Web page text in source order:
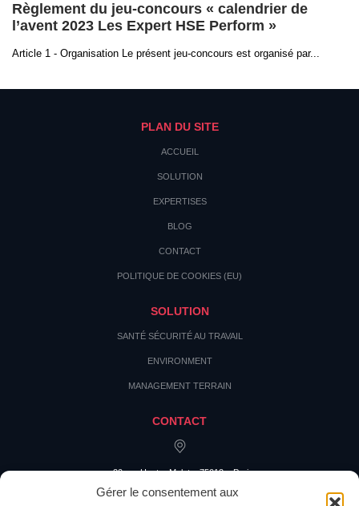
Gérer le consentement aux
Règlement du jeu-concours « calendrier de
l’avent 2023 Les Expert HSE Perform »
Article 1 - Organisation Le présent jeu-concours est organisé par...
PLAN DU SITE
ACCUEIL
SOLUTION
EXPERTISES
BLOG
CONTACT
POLITIQUE DE COOKIES (EU)
SOLUTION
SANTÉ SÉCURITÉ AU TRAVAIL
ENVIRONMENT
MANAGEMENT TERRAIN
CONTACT
20 rue Hector Malot – 75012 – Paris